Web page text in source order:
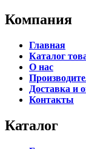
Компания
Главная
Каталог
О нас
Доставка и
Контакты
Каталог